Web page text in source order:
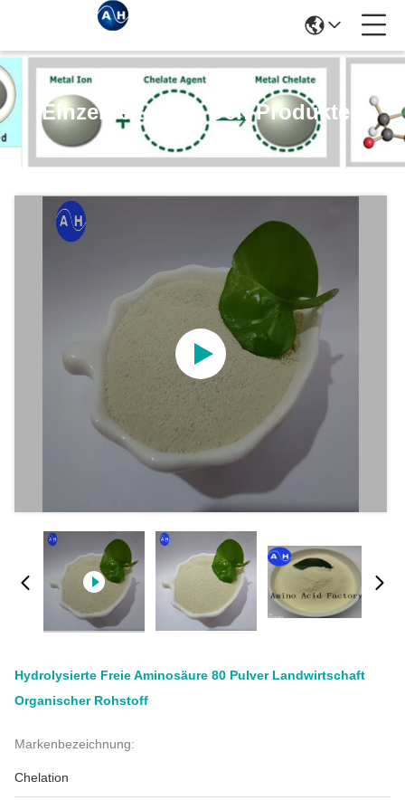
Einzelheiten Zu Den Produkten
Hydrolysierte Freie Aminosäure 80 Pulver Landwirtschaft
Organischer Rohstoff
Markenbezeichnung:
Chelation